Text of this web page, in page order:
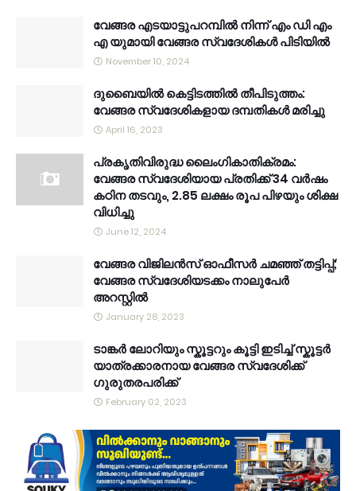
വേങ്ങര എടയാട്ടുപറമ്പിൽ നിന്ന് എം ഡി എം
എ യുമായി വേങ്ങര സ്വദേശികൾ പിടിയിൽ
November 10, 2024
ദുബൈയിൽ കെട്ടിടത്തിൽ തീപിടുത്തം:
വേങ്ങര സ്വദേശികളായ ദമ്പതികൾ മരിച്ചു
April 16, 2023
പ്രകൃതിവിരുദ്ധ ലൈംഗികാതിക്രമം:
വേങ്ങര സ്വദേശിയായ പ്രതിക്ക് 34 വര്‍ഷം
കഠിന തടവും, 2.85 ലക്ഷം രൂപ പിഴയും ശിക്ഷ
വിധിച്ചു
June 12, 2024
വേങ്ങര വിജിലൻസ് ഓഫീസർ ചമഞ്ഞ് തട്ടിപ്പ്;
വേങ്ങര സ്വദേശിയടക്കം നാലുപേർ
അറസ്റ്റിൽ
January 28, 2023
ടാങ്കർ ലോറിയും സ്കൂട്ടറും കൂട്ടി ഇടിച്ച് സ്കൂട്ടർ
യാത്രക്കാരനായ വേങ്ങര സ്വദേശിക്ക്
ഗുരുതരപരിക്ക്
February 02, 2023